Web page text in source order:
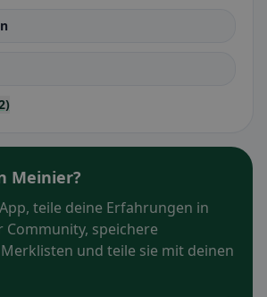
Meinier?
teile deine Erfahrungen in
speichere
und teile sie mit deinen